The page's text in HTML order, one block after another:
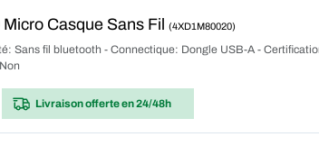
Casque Sans Fil (4XD1M80020)
Sans fil bluetooth - Connectique: Dongle USB-A -
Livraison offerteen 24/48h